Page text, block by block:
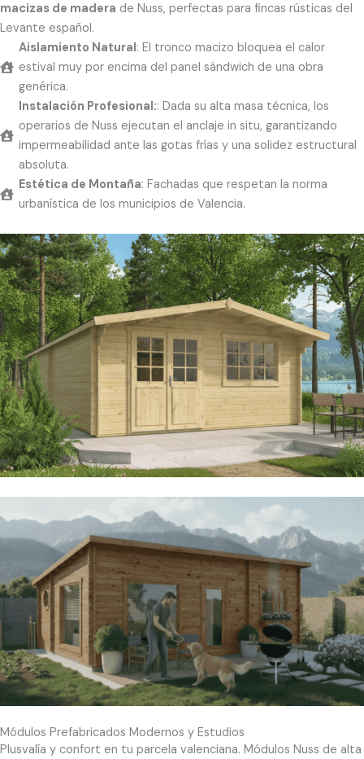
macizas de madera de Nuss, perfectas para fincas rústicas del
Levante español.
Aislamiento Natural: El tronco macizo bloquea el calor
estival muy por encima del panel sándwich de una obra
genérica.
Instalación Profesional:: Dada su alta masa técnica, los
operarios de Nuss ejecutan el anclaje in situ, garantizando
impermeabilidad ante las gotas frías y una solidez estructural
absoluta.
Estética de Montaña: Fachadas que respetan la norma
urbanística de los municipios de Valencia.
Módulos Prefabricados Modernos y Estudios
Plusvalía y confort en tu parcela valenciana. Módulos Nuss de alta